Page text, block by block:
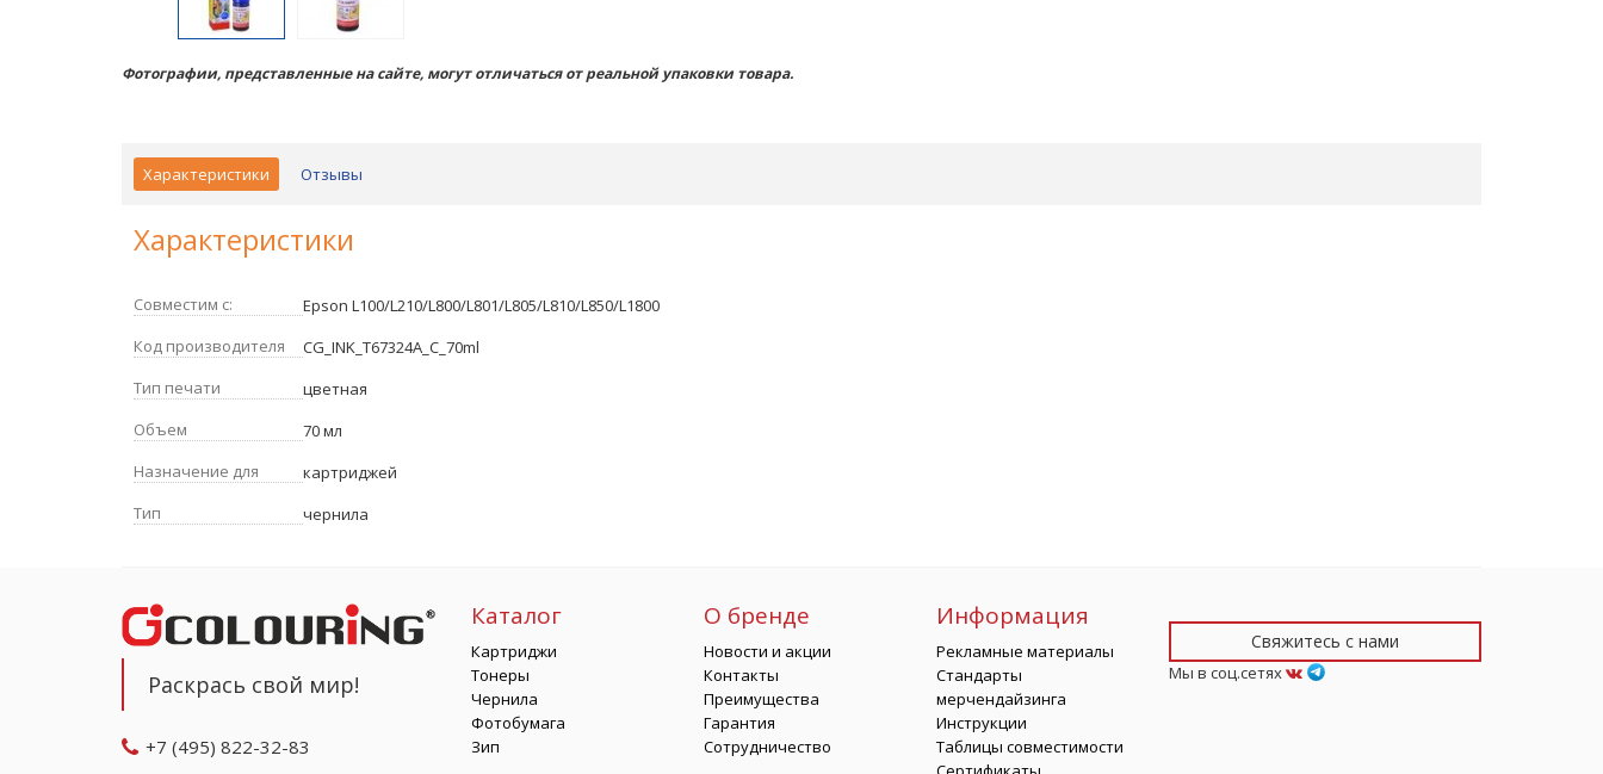
Фотографии, представленные на сайте, могут отличаться от реальной упаковки товара.
Характеристики Отзывы
Характеристики
Совместим с:
Epson L100/L210/L800/L801/L805/L810/L850/L1800
Код производителя
CG_INK_T67324A_C_70ml
Тип печати
цветная
Объем
70 мл
Назначение для
картриджей
Тип
чернила
Раскрась свой мир!
+7 (495) 822-32-83
Каталог
Картриджи
Тонеры
Чернила
Фотобумага
Зип
О бренде
Новости и акции
Контакты
Преимущества
Гарантия
Сотрудничество
Информация
Рекламные материалы
Стандарты
мерчендайзинга
Инструкции
Таблицы совместимости
Свяжитесь с нами
Мы в соц.сетях